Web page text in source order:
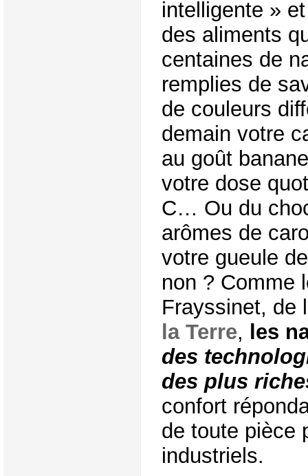
intelligente »
des aliments
centaines de
remplies de
de couleurs
demain votre
au goût
votre dose
C… Ou du
arômes de
votre gueule
non ? Comme
Frayssinet, de
la Terre, les
des
des plus
confort
de toute pièce
industriels.